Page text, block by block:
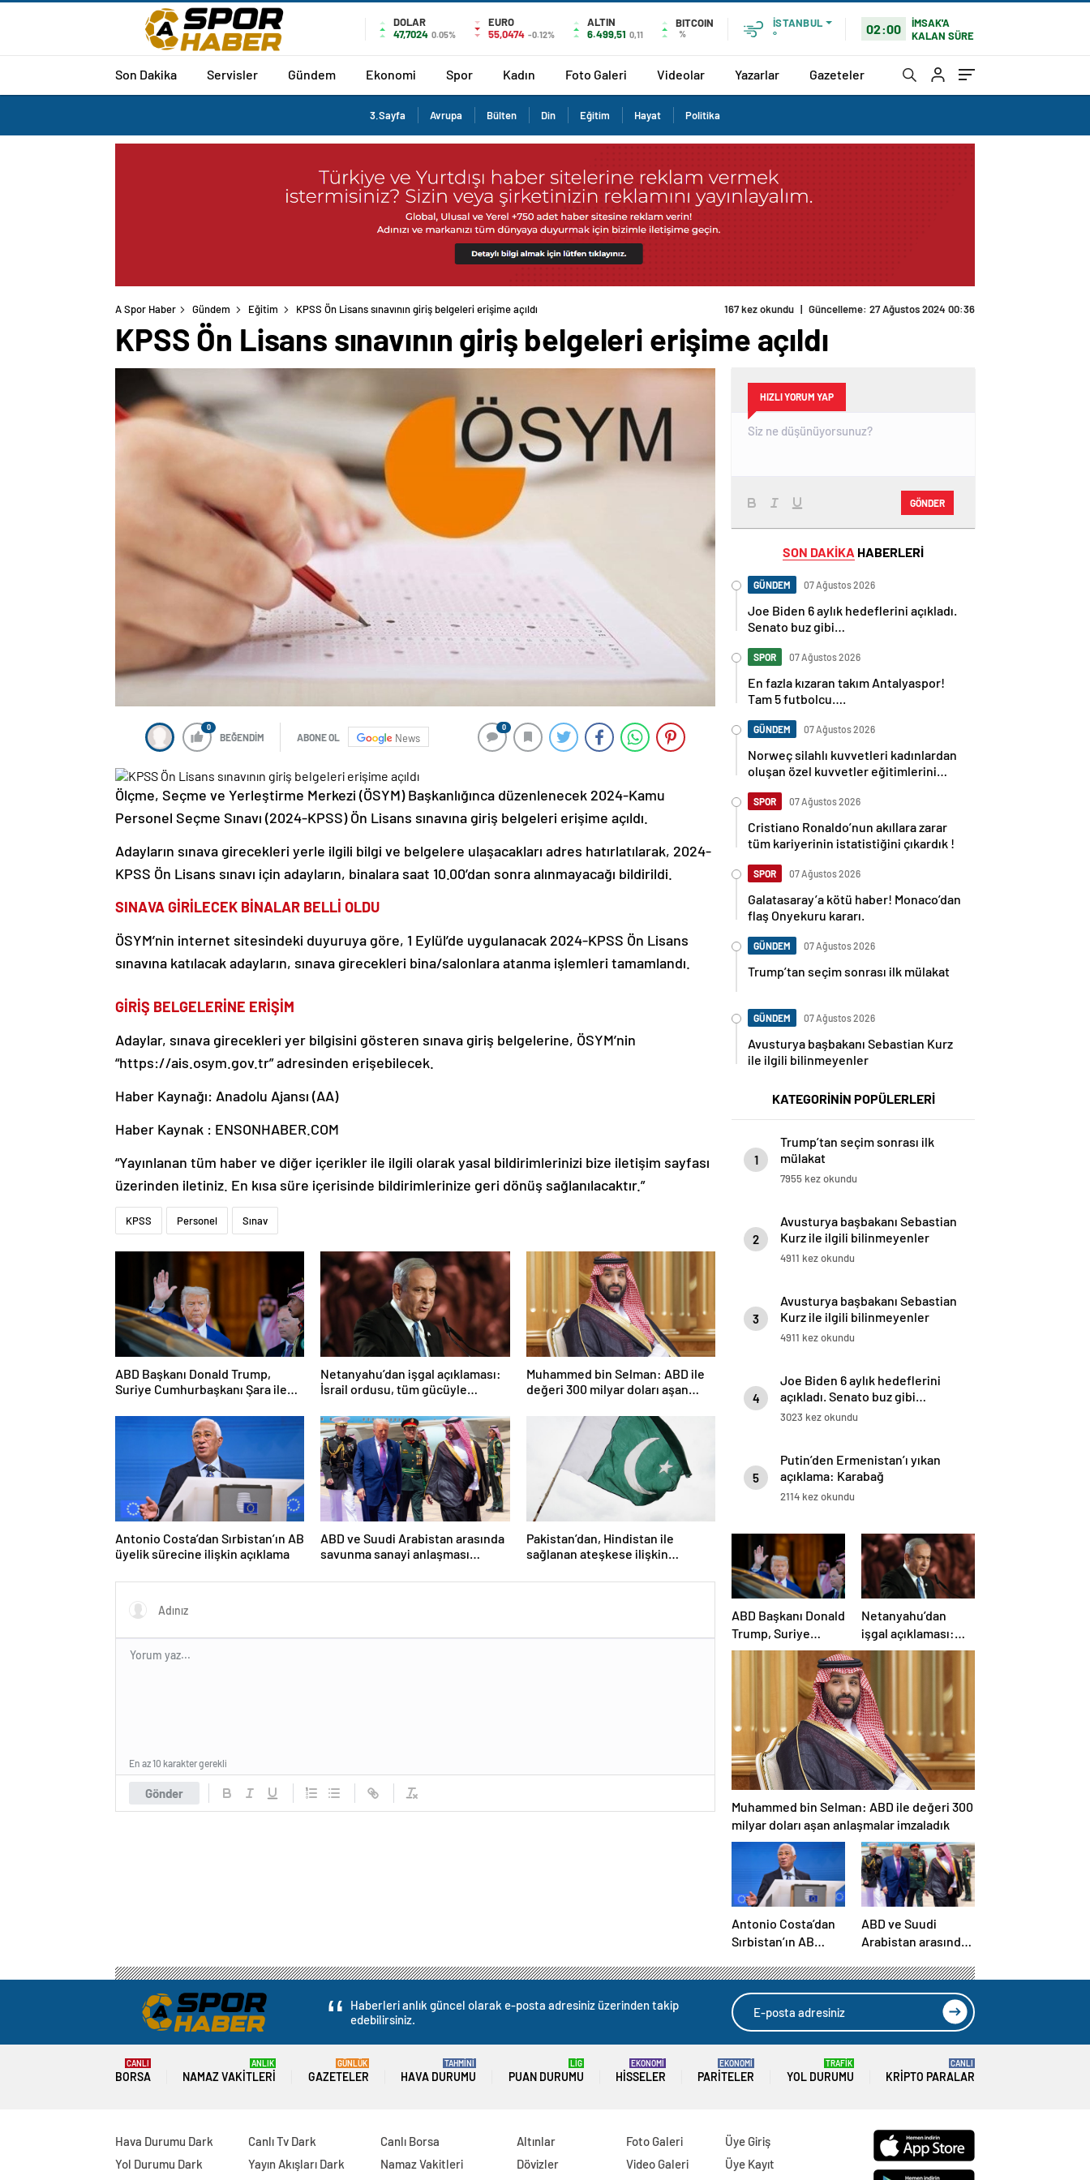
DOLAR
47,7024 0.05%
EURO
55,0474 -0.12%
ALTIN
6.499,51 0,11
BITCOIN
%
İSTANBUL
°
02:00
İMSAK'A
KALAN SÜRE
Son Dakika Servisler Gündem Ekonomi Spor Kadın Foto Galeri Videolar Yazarlar Gazeteler
3.Sayfa Avrupa Bülten Din Eğitim Hayat Politika
A Spor Haber Gündem Eğitim KPSS Ön Lisans sınavının giriş belgeleri erişime açıldı 167 kez okundu | Güncelleme: 27 Ağustos 2024 00:36
KPSS Ön Lisans sınavının giriş belgeleri erişime açıldı
0
BEĞENDİM ABONE OL News
0
Ölçme, Seçme ve Yerleştirme Merkezi (ÖSYM) Başkanlığınca düzenlenecek 2024-Kamu
Personel Seçme Sınavı (2024-KPSS) Ön Lisans sınavına giriş belgeleri erişime açıldı.
Adayların sınava girecekleri yerle ilgili bilgi ve belgelere ulaşacakları adres hatırlatılarak, 2024-
KPSS Ön Lisans sınavı için adayların, binalara saat 10.00’dan sonra alınmayacağı bildirildi.
SINAVA GİRİLECEK BİNALAR BELLİ OLDU
ÖSYM’nin internet sitesindeki duyuruya göre, 1 Eylül’de uygulanacak 2024-KPSS Ön Lisans
sınavına katılacak adayların, sınava girecekleri bina/salonlara atanma işlemleri tamamlandı.
GİRİŞ BELGELERİNE ERİŞİM
Adaylar, sınava girecekleri yer bilgisini gösteren sınava giriş belgelerine, ÖSYM’nin
“https://ais.osym.gov.tr” adresinden erişebilecek.
Haber Kaynağı: Anadolu Ajansı (AA)
Haber Kaynak : ENSONHABER.COM
“Yayınlanan tüm haber ve diğer içerikler ile ilgili olarak yasal bildirimlerinizi bize iletişim sayfası
üzerinden iletiniz. En kısa süre içerisinde bildirimlerinize geri dönüş sağlanılacaktır.”
KPSS Personel Sınav
ABD Başkanı Donald Trump,
Suriye Cumhurbaşkanı Şara ile
Netanyahu’dan işgal açıklaması:
İsrail ordusu, tüm gücüyle
Muhammed bin Selman: ABD ile
değeri 300 milyar doları aşan
Antonio Costa’dan Sırbistan’ın AB
üyelik sürecine ilişkin açıklama
ABD ve Suudi Arabistan arasında
savunma sanayi anlaşması
Pakistan’dan, Hindistan ile
sağlanan ateşkese ilişkin
Gönder
En az 10 karakter gerekli
HIZLI YORUM YAP
GÖNDER
SON DAKİKA HABERLERİ
GÜNDEM 07 Ağustos 2026
Joe Biden 6 aylık hedeflerini açıkladı.
Senato buz gibi…
SPOR 07 Ağustos 2026
En fazla kızaran takım Antalyaspor!
Tam 5 futbolcu….
GÜNDEM 07 Ağustos 2026
Norweç silahlı kuvvetleri kadınlardan
oluşan özel kuvvetler eğitimlerini
SPOR 07 Ağustos 2026
Cristiano Ronaldo’nun akıllara zarar
tüm kariyerinin istatistiğini çıkardık !
SPOR 07 Ağustos 2026
Galatasaray’a kötü haber! Monaco’dan
flaş Onyekuru kararı.
GÜNDEM 07 Ağustos 2026
Trump’tan seçim sonrası ilk mülakat
GÜNDEM 07 Ağustos 2026
Avusturya başbakanı Sebastian Kurz
ile ilgili bilinmeyenler
KATEGORİNİN POPÜLERLERİ
1
Trump’tan seçim sonrası ilk
mülakat
7955 kez okundu
2
Avusturya başbakanı Sebastian
Kurz ile ilgili bilinmeyenler
4911 kez okundu
3
Avusturya başbakanı Sebastian
Kurz ile ilgili bilinmeyenler
4911 kez okundu
4
Joe Biden 6 aylık hedeflerini
açıkladı. Senato buz gibi…
3023 kez okundu
5
Putin’den Ermenistan’ı yıkan
açıklama: Karabağ
Azerbaycan’ın ayrılmaz bir
2114 kez okundu
ABD Başkanı Donald
Trump, Suriye
Cumhurbaşkanı
Şara ile görüşecek
Netanyahu’dan
işgal açıklaması:
İsrail ordusu, tüm
gücüyle Gazze’ye
girecek
Muhammed bin Selman: ABD ile değeri 300
milyar doları aşan anlaşmalar imzaladık
Antonio Costa’dan
Sırbistan’ın AB
ilişkin açıklama
ABD ve Suudi
Arabistan arasında
anlaşması imzalandı
Haberleri anlık güncel olarak e-posta adresiniz üzerinden takip
edebilirsiniz.
BORSA
CANLI
NAMAZ VAKITLERI
ANLIK
GAZETELER
GÜNLÜK
HAVA DURUMU
TAHMİNİ
PUAN DURUMU
LİG
HISSELER
EKONOMİ
PARITELER
EKONOMİ
YOL DURUMU
TRAFİK
KRIPTO PARALAR
CANLI
Hava Durumu Dark
Yol Durumu Dark
Canlı Tv Dark
Yayın Akışları Dark
Canlı Borsa
Namaz Vakitleri
Altınlar
Dövizler
Foto Galeri
Video Galeri
Üye Giriş
Üye Kayıt